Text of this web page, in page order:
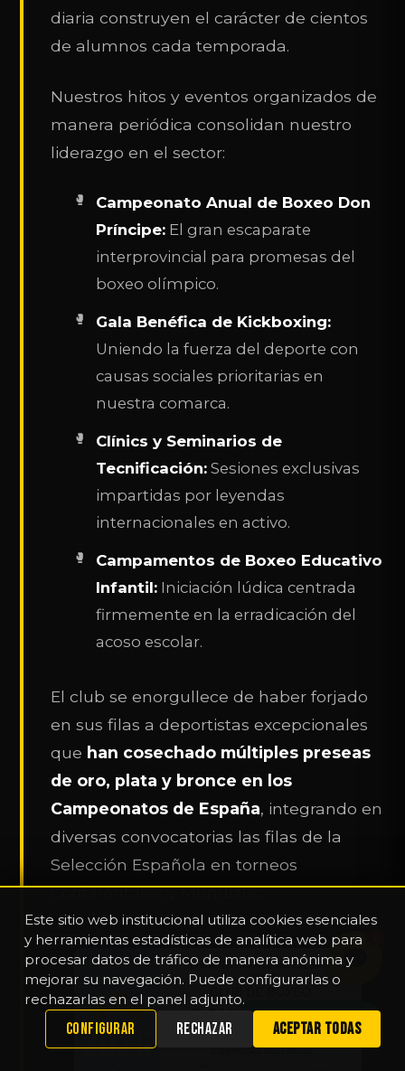
diaria construyen el carácter de cientos
de alumnos cada temporada.
Nuestros hitos y eventos organizados de
manera periódica consolidan nuestro
liderazgo en el sector:
Campeonato Anual de Boxeo Don
Príncipe: El gran escaparate
interprovincial para promesas del
boxeo olímpico.
Gala Benéfica de Kickboxing:
Uniendo la fuerza del deporte con
causas sociales prioritarias en
nuestra comarca.
Clínics y Seminarios de
Tecnificación: Sesiones exclusivas
impartidas por leyendas
internacionales en activo.
Campamentos de Boxeo Educativo
Infantil: Iniciación lúdica centrada
firmemente en la erradicación del
acoso escolar.
El club se enorgullece de haber forjado
en sus filas a deportistas excepcionales
que han cosechado múltiples preseas
de oro, plata y bronce en los
Campeonatos de España, integrando en
diversas convocatorias las filas de la
Selección Española en torneos
Continentales y Mundiales.
WHATSAPP
Este sitio web institucional utiliza cookies esenciales
y herramientas estadísticas de analítica web para
procesar datos de tráfico de manera anónima y
mejorar su navegación. Puede configurarlas o
rechazarlas en el panel adjunto.
CONFIGURAR RECHAZAR ACEPTAR TODAS